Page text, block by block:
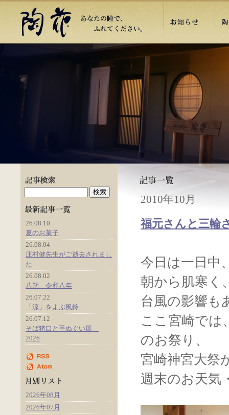
2010年10月
福元さんと三輪
今日は一日中
朝から肌寒く
台風の影響も
ここ宮崎では
のお祭り、
宮崎神宮大祭
週末のお天気
26.08.10
夏のお菓子
26.08.04
庄村健先生がご逝去されまし
た
26.08.02
八朔 令和八年
26.07.22
「涼」をよぶ風鈴
26.07.12
そば猪口と手ぬぐい展
2026
2026年08月
2026年07月